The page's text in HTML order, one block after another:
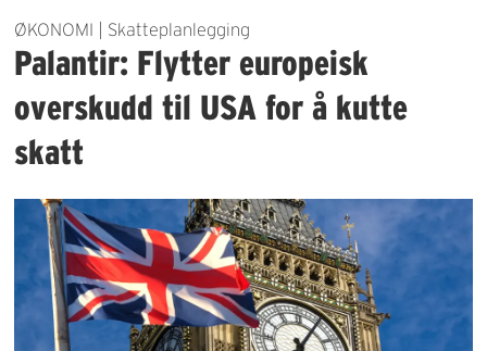
ØKONOMI | Skatteplanlegging
Palantir: Flytter europeisk
overskudd til USA for å kutte
skatt